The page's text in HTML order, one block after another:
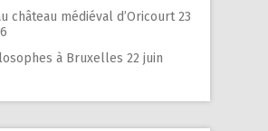
château médiéval d’Oricourt 23
à Bruxelles 22 juin